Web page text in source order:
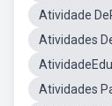
Atividade
Atividades
Atividades